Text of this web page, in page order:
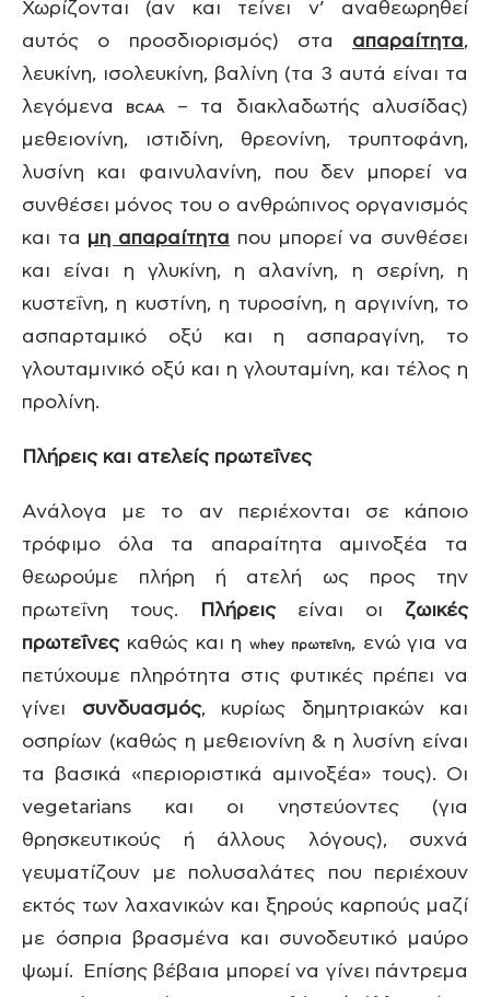
Χωρίζονται (αν και τείνει ν’ αναθεωρηθεί
αυτός ο προσδιορισμός) στα απαραίτητα,
λευκίνη, ισολευκίνη, βαλίνη (τα 3 αυτά είναι τα
λεγόμενα
BCAA– τα διακλαδωτής αλυσίδας)
μεθειονίνη, ιστιδίνη, θρεονίνη, τρυπτοφάνη,
λυσίνη και φαινυλανίνη, που δεν μπορεί να
συνθέσει μόνος του ο ανθρώπινος οργανισμός
και τα μη απαραίτητα που μπορεί να συνθέσει
και είναι η γλυκίνη, η αλανίνη, η σερίνη, η
κυστεΐνη, η κυστίνη, η τυροσίνη, η αργινίνη, το
ασπαρταμικό οξύ και η ασπαραγίνη, το
γλουταμινικό οξύ και η γλουταμίνη, και τέλος η
προλίνη.
Πλήρεις και ατελείς πρωτεΐνες
Ανάλογα με το αν περιέχονται σε κάποιο
τρόφιμο όλα τα απαραίτητα αμινοξέα τα
θεωρούμε πλήρη ή ατελή ως προς την
πρωτεΐνη τους.
Πλήρεις είναι οι ζωικές
πρωτεΐνεςκαθώς και η whey πρωτεΐνη, ενώ για να
πετύχουμε πληρότητα στις φυτικές πρέπει να
γίνει συνδυασμός, κυρίως δημητριακών και
οσπρίων (καθώς η μεθειονίνη & η λυσίνη είναι
τα βασικά «περιοριστικά αμινοξέα» τους). Οι
vegetarians και οι νηστεύοντες (για
θρησκευτικούς ή άλλους λόγους), συχνά
γευματίζουν με πολυσαλάτες που περιέχουν
εκτός των λαχανικών και ξηρούς καρπούς μαζί
με όσπρια βρασμένα και συνοδευτικό μαύρο
ψωμί. Επίσης βέβαια μπορεί να γίνει πάντρεμα